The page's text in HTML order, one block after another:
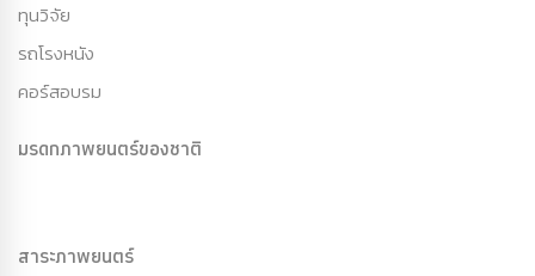
ทุนวิจัย
รถโรงหนัง
คอร์สอบรม
มรดกภาพยนตร์ของชาติ
สาระภาพยนตร์